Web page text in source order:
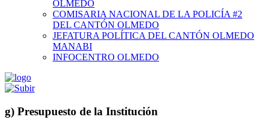
OLMEDO
COMISARIA NACIONAL DE LA POLICÍA #2
DEL CANTÓN OLMEDO
JEFATURA POLÍTICA DEL CANTÓN OLMEDO
MANABI
INFOCENTRO OLMEDO
g) Presupuesto de la Institución